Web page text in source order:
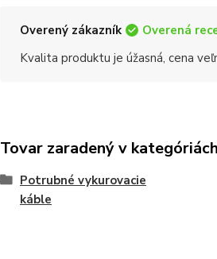
Overený zákazník Overená
Kvalita produktu je úžasná, cena
Tovar zaradený v kategóriách
Potrubné vykurovacie
káble